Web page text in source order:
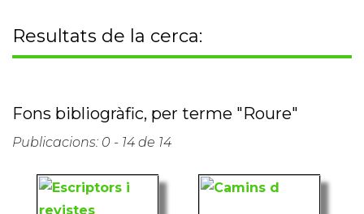
Resultats de la cerca:
Fons bibliogràfic, per terme "Roure"
Publicacions: 0 - 14 de 14